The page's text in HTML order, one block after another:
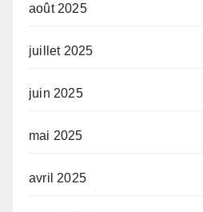
août 2025
juillet 2025
juin 2025
mai 2025
avril 2025